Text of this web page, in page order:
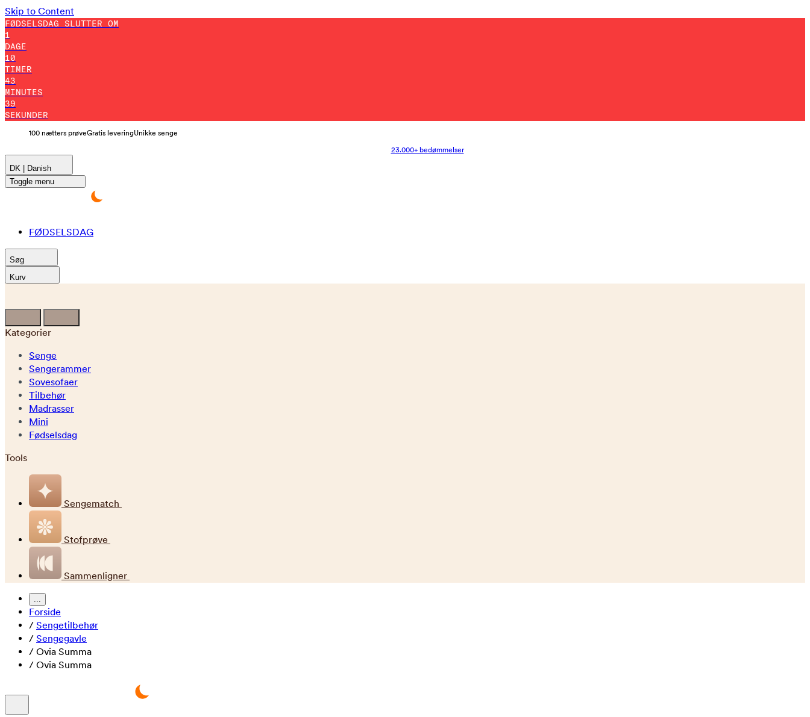
Skip to Content
FØDSELSDAG SLUTTER OM
1
DAGE
10
TIMER
43
MINUTES
38
SEKUNDER
100 nætters prøveGratis leveringUnikke senge
23.000+ bedømmelser
DK | Danish
Toggle menu
FØDSELSDAG
Søg
Kurv
Kategorier
Senge
Sengerammer
Sovesofaer
Tilbehør
Madrasser
Mini
Fødselsdag
Tools
Sengematch
Stofprøve
Sammenligner
...
Forside
/ Sengetilbehør
/ Sengegavle
/ Ovia Summa
/ Ovia Summa